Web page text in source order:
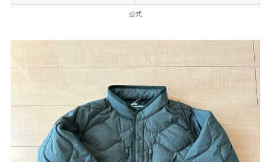
公式